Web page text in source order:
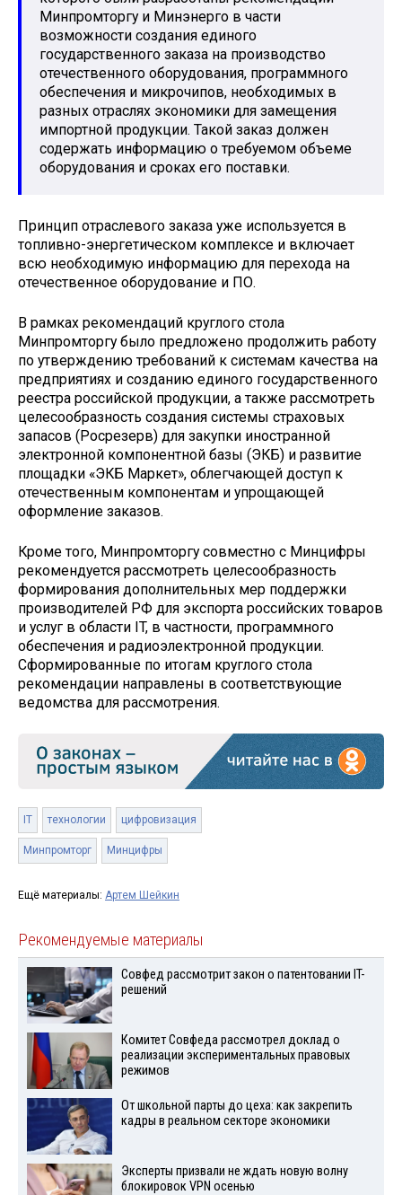
Минпромторгу и Минэнерго в части
возможности создания единого
государственного заказа на производство
отечественного оборудования, программного
обеспечения и микрочипов, необходимых в
разных отраслях экономики для замещения
импортной продукции. Такой заказ должен
содержать информацию о требуемом объеме
оборудования и сроках его поставки.
Принцип отраслевого заказа уже используется в
топливно-энергетическом комплексе и включает
всю необходимую информацию для перехода на
отечественное оборудование и ПО.
В рамках рекомендаций круглого стола
Минпромторгу было предложено продолжить работу
по утверждению требований к системам качества на
предприятиях и созданию единого государственного
реестра российской продукции, а также рассмотреть
целесообразность создания системы страховых
запасов (Росрезерв) для закупки иностранной
электронной компонентной базы (ЭКБ) и развитие
площадки «ЭКБ Маркет», облегчающей доступ к
отечественным компонентам и упрощающей
оформление заказов.
Кроме того, Минпромторгу совместно с Минцифры
рекомендуется рассмотреть целесообразность
формирования дополнительных мер поддержки
производителей РФ для экспорта российских товаров
и услуг в области IT, в частности, программного
обеспечения и радиоэлектронной продукции.
Сформированные по итогам круглого стола
рекомендации направлены в соответствующие
ведомства для рассмотрения.
IT технологии цифровизация
Минпромторг Минцифры
Ещё материалы: Артем Шейкин
Рекомендуемые материалы
Совфед рассмотрит закон о патентовании IT-
решений
Комитет Совфеда рассмотрел доклад о
реализации экспериментальных правовых
режимов
От школьной парты до цеха: как закрепить
кадры в реальном секторе экономики
Эксперты призвали не ждать новую волну
блокировок VPN осенью